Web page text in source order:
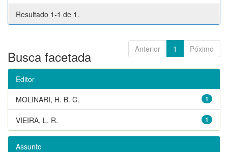
Resultado 1-1 de 1.
Anterior 1 Póximo
Busca facetada
Editor
1
MOLINARI, H. B. C.
1
VIEIRA, L. R.
Assunto